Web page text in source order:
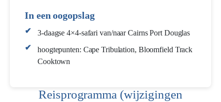
In een oogopslag
3-daagse 4×4-safari van/naar Cairns Port Douglas
hoogtepunten: Cape Tribulation, Bloomfield Track
Cooktown
Reisprogramma (wijzigingen